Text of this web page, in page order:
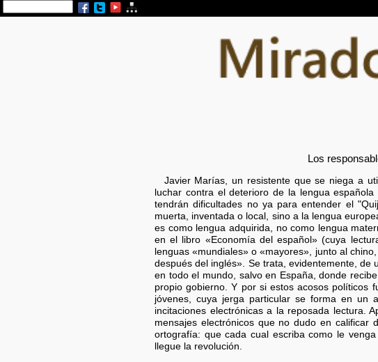
Los
Javier Marías, un resistente que se niega a
luchar contra el deterioro de la lengua
tendrán dificultades no ya para entender el
muerta, inventada o local, sino a la lengua
es como lengua adquirida, no como lengua
en el libro «Economía del español» (cuya
lenguas «mundiales» o «mayores», junto al
después del inglés». Se trata, evidentemente, de
en todo el mundo, salvo en España, donde
propio gobierno. Y por si estos acosos políticos
jóvenes, cuya jerga particular se forma en un
incitaciones electrónicas a la reposada lectura.
mensajes electrónicos que no dudo en
ortografía: que cada cual escriba como le
llegue la revolución.